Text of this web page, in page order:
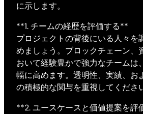
に示します。
**1. チームの経歴を評価する**
プロジェクトの背後にいる人々を
めましょう。ブロックチェーン、
おいて経験豊かで強力なチームは
幅に高めます。透明性、実績、お
の積極的な関与を重視してくださ
**2. ユースケースと価値提案を評